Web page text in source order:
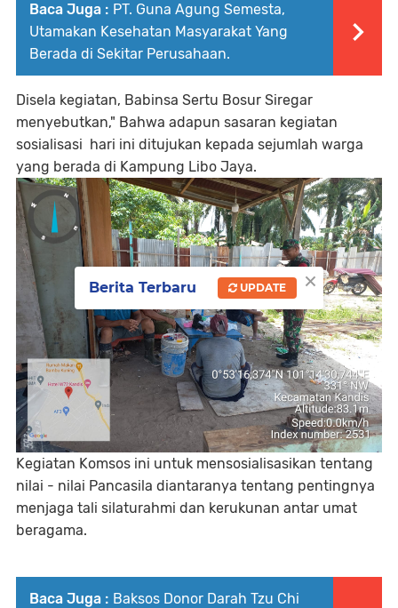
Baca Juga : PT. Guna Agung Semesta,
Utamakan Kesehatan Masyarakat Yang
Berada di Sekitar Perusahaan.
Disela kegiatan, Babinsa Sertu Bosur Siregar
menyebutkan," Bahwa adapun sasaran kegiatan
sosialisasi hari ini ditujukan kepada sejumlah warga
yang berada di Kampung Libo Jaya.
Kegiatan Komsos ini untuk mensosialisasikan tentang
nilai - nilai Pancasila diantaranya tentang pentingnya
menjaga tali silaturahmi dan kerukunan antar umat
beragama.
Baca Juga : Baksos Donor Darah Tzu Chi
×
Berita Terbaru UPDATE